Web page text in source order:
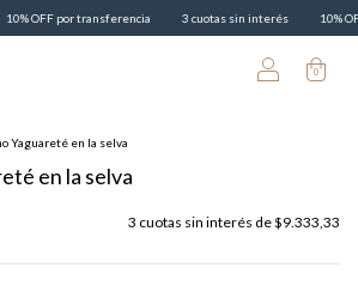
3 cuotas sin interés 10% OFF por transferencia
0
Yaguareté en la selva
en la selva
3 cuotas sin interés de$9.333,33